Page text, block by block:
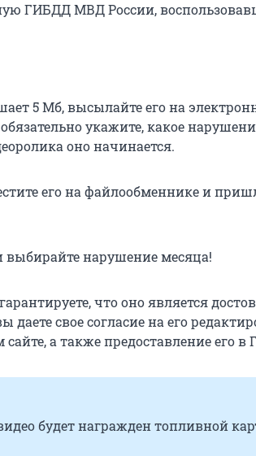
ГИБДД МВД России,
5 Мб, высылайте его на
укажите, какое
оно начинается.
его на файлообменнике и
нарушение месяца!
что оно является
свое согласие на его
а также предоставление его в
будет награжден топливной